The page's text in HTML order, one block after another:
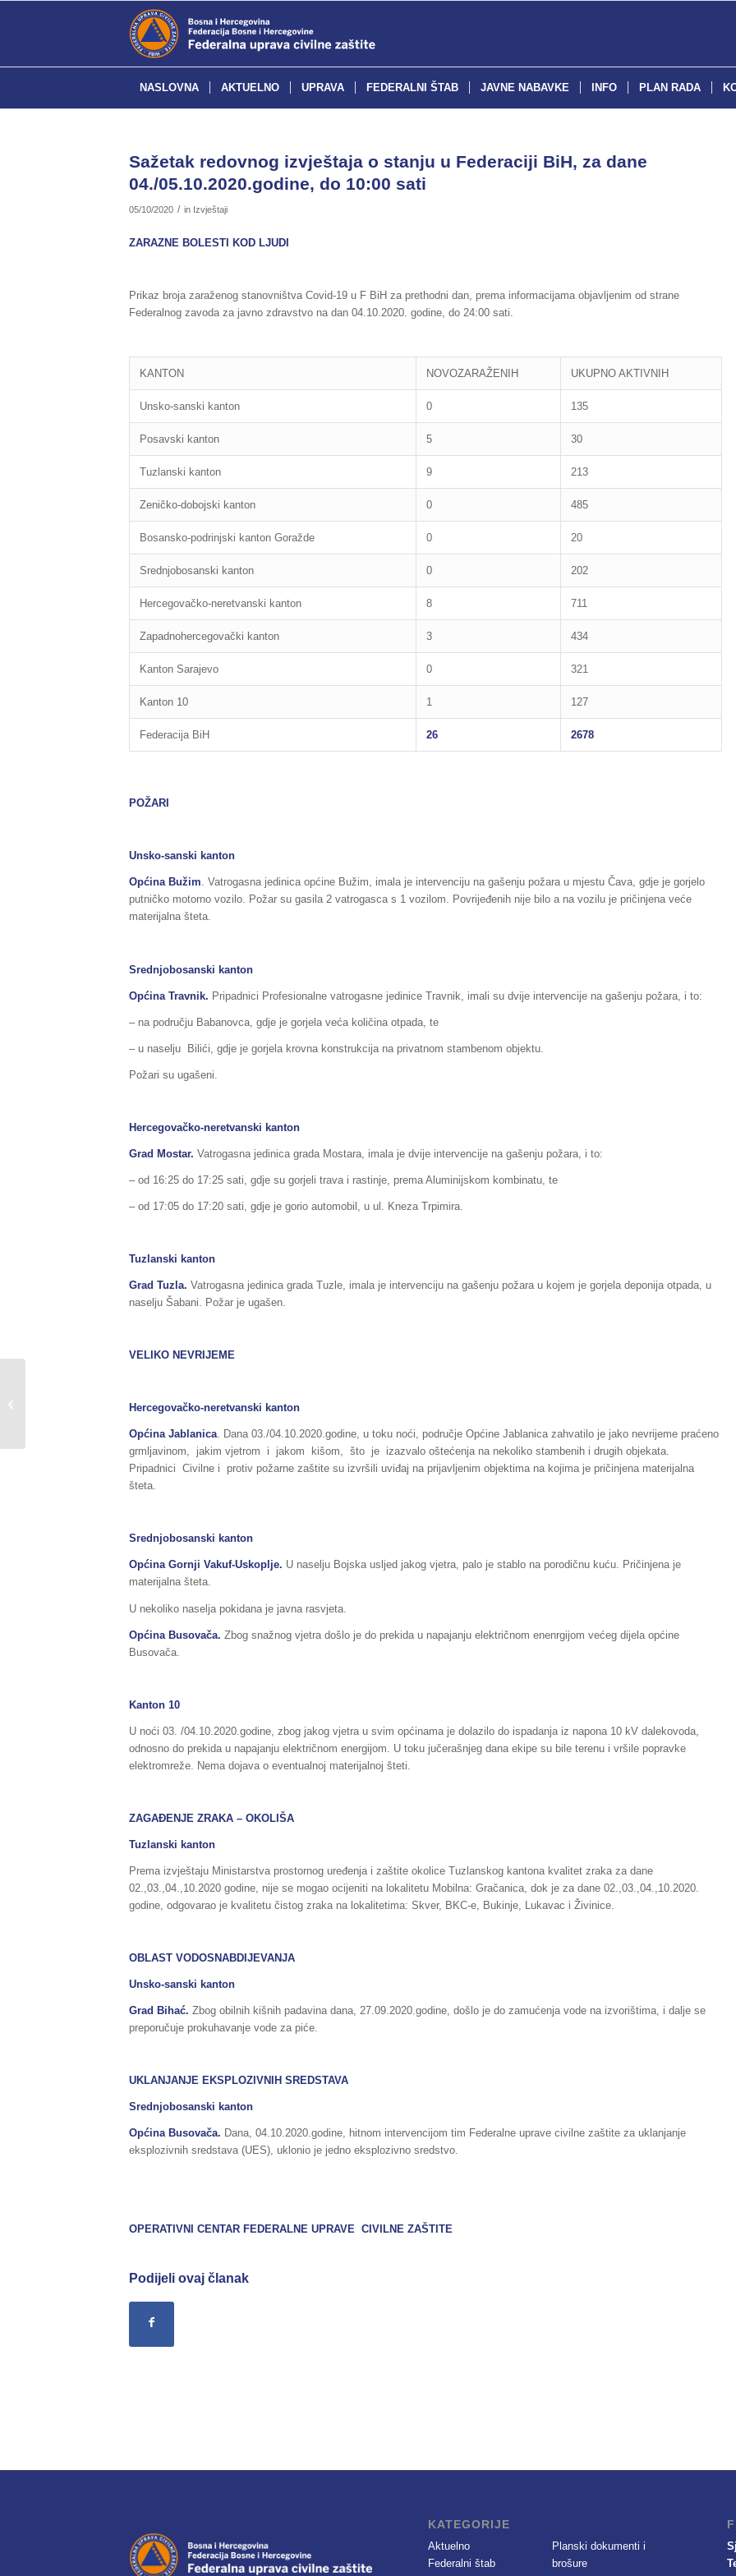
NASLOVNA AKTUELNO UPRAVA FEDERALNI ŠTAB JAVNE NABAVKE INFO PLAN RADA
Sažetak redovnog izvještaja o stanju u Federaciji BiH, za dane
04./05.10.2020.godine, do 10:00 sati
05/10/2020 / in Izvještaji
ZARAZNE BOLESTI KOD LJUDI
Prikaz broja zaraženog stanovništva Covid-19 u F BiH za prethodni dan, prema informacijama objavljenim od strane
Federalnog zavoda za javno zdravstvo na dan 04.10.2020. godine, do 24:00 sati.
KANTON NOVOZARAŽENIH UKUPNO AKTIVNIH
Unsko-sanski kanton 0 135
Posavski kanton 5 30
Tuzlanski kanton 9 213
Zeničko-dobojski kanton 0 485
Bosansko-podrinjski kanton Goražde 0 20
Srednjobosanski kanton 0 202
Hercegovačko-neretvanski kanton 8 711
Zapadnohercegovački kanton 3 434
Kanton Sarajevo 0 321
Kanton 10 1 127
Federacija BiH 26 2678
POŽARI
Unsko-sanski kanton
Općina Bužim. Vatrogasna jedinica općine Bužim, imala je intervenciju na gašenju požara u mjestu Čava, gdje je gorjelo
putničko motorno vozilo. Požar su gasila 2 vatrogasca s 1 vozilom. Povrijeđenih nije bilo a na vozilu je pričinjena veće
materijalna šteta.
Srednjobosanski kanton
Općina Travnik. Pripadnici Profesionalne vatrogasne jedinice Travnik, imali su dvije intervencije na gašenju požara, i to:
– na području Babanovca, gdje je gorjela veća količina otpada, te
– u naselju Bilići, gdje je gorjela krovna konstrukcija na privatnom stambenom objektu.
Požari su ugašeni.
Hercegovačko-neretvanski kanton
Grad Mostar. Vatrogasna jedinica grada Mostara, imala je dvije intervencije na gašenju požara, i to:
– od 16:25 do 17:25 sati, gdje su gorjeli trava i rastinje, prema Aluminijskom kombinatu, te
– od 17:05 do 17:20 sati, gdje je gorio automobil, u ul. Kneza Trpimira.
Tuzlanski kanton
Grad Tuzla. Vatrogasna jedinica grada Tuzle, imala je intervenciju na gašenju požara u kojem je gorjela deponija otpada, u
naselju Šabani. Požar je ugašen.
VELIKO NEVRIJEME
Hercegovačko-neretvanski kanton
Općina Jablanica. Dana 03./04.10.2020.godine, u toku noći, područje Općine Jablanica zahvatilo je jako nevrijeme praćeno
grmljavinom, jakim vjetrom i jakom kišom, što je izazvalo oštećenja na nekoliko stambenih i drugih objekata.
Pripadnici Civilne i protiv požarne zaštite su izvršili uviđaj na prijavljenim objektima na kojima je pričinjena materijalna
šteta.
Srednjobosanski kanton
Općina Gornji Vakuf-Uskoplje. U naselju Bojska usljed jakog vjetra, palo je stablo na porodičnu kuću. Pričinjena je
materijalna šteta.
U nekoliko naselja pokidana je javna rasvjeta.
Općina Busovača. Zbog snažnog vjetra došlo je do prekida u napajanju električnom enenrgijom većeg dijela općine
Busovača.
Kanton 10
U noći 03. /04.10.2020.godine, zbog jakog vjetra u svim općinama je dolazilo do ispadanja iz napona 10 kV dalekovoda,
odnosno do prekida u napajanju električnom energijom. U toku jučerašnjeg dana ekipe su bile terenu i vršile popravke
elektromreže. Nema dojava o eventualnoj materijalnoj šteti.
ZAGAĐENJE ZRAKA – OKOLIŠA
Tuzlanski kanton
Prema izvještaju Ministarstva prostornog uređenja i zaštite okolice Tuzlanskog kantona kvalitet zraka za dane
02.,03.,04.,10.2020 godine, nije se mogao ocijeniti na lokalitetu Mobilna: Gračanica, dok je za dane 02.,03.,04.,10.2020.
godine, odgovarao je kvalitetu čistog zraka na lokalitetima: Skver, BKC-e, Bukinje, Lukavac i Živinice.
OBLAST VODOSNABDIJEVANJA
Unsko-sanski kanton
Grad Bihać. Zbog obilnih kišnih padavina dana, 27.09.2020.godine, došlo je do zamućenja vode na izvorištima, i dalje se
preporučuje prokuhavanje vode za piće.
UKLANJANJE EKSPLOZIVNIH SREDSTAVA
Srednjobosanski kanton
Općina Busovača. Dana, 04.10.2020.godine, hitnom intervencijom tim Federalne uprave civilne zaštite za uklanjanje
eksplozivnih sredstava (UES), uklonio je jedno eksplozivno sredstvo.
OPERATIVNI CENTAR FEDERALNE UPRAVE CIVILNE ZAŠTITE
Podijeli ovaj članak
KATEGORIJE
Aktuelno
Federalni štab
Planski dokumenti i
brošure
u Federaciji BiH, za dane